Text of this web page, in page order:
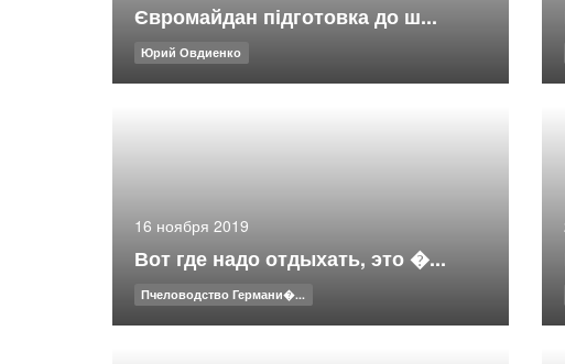
Євромайдан підготовка до ш...
Юрий Овдиенко
16 ноября 2019
Вот где надо отдыхать, это �...
Пчеловодство Германи�...